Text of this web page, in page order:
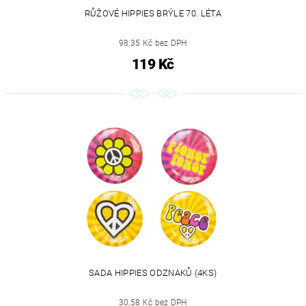
RŮŽOVÉ HIPPIES BRÝLE 70. LÉTA
98,35 Kč bez DPH
119 Kč
SADA HIPPIES ODZNAKŮ (4KS)
30,58 Kč bez DPH